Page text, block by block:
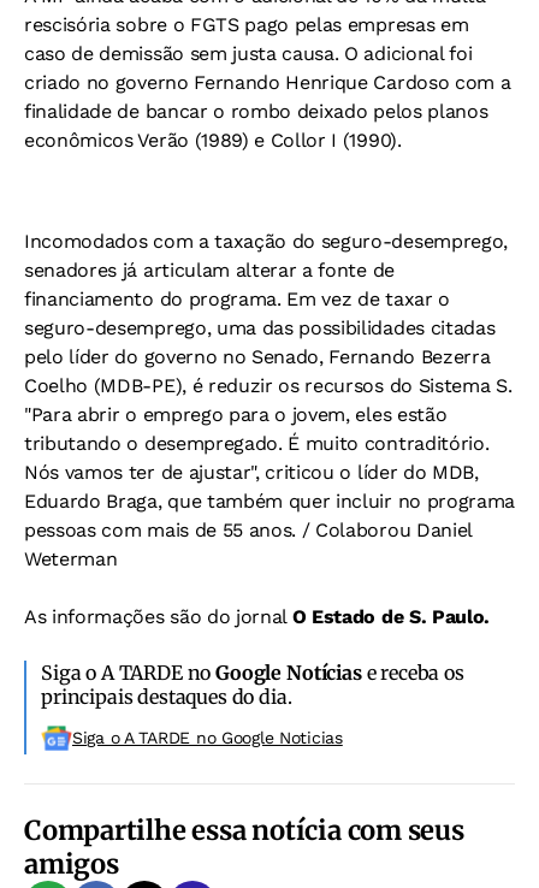
rescisória sobre o FGTS pago pelas empresas em
caso de demissão sem justa causa. O adicional foi
criado no governo Fernando Henrique Cardoso com a
finalidade de bancar o rombo deixado pelos planos
econômicos Verão (1989) e Collor I (1990).
Incomodados com a taxação do seguro-desemprego,
senadores já articulam alterar a fonte de
financiamento do programa. Em vez de taxar o
seguro-desemprego, uma das possibilidades citadas
pelo líder do governo no Senado, Fernando Bezerra
Coelho (MDB-PE), é reduzir os recursos do Sistema S.
"Para abrir o emprego para o jovem, eles estão
tributando o desempregado. É muito contraditório.
Nós vamos ter de ajustar", criticou o líder do MDB,
Eduardo Braga, que também quer incluir no programa
pessoas com mais de 55 anos. / Colaborou Daniel
Weterman
As informações são do jornal O Estado de S. Paulo.
Siga o A TARDE noGoogle Notíciase receba os
principais destaques do dia.
Siga o A TARDE no Google Noticias
Compartilhe essa notícia com seus
amigos